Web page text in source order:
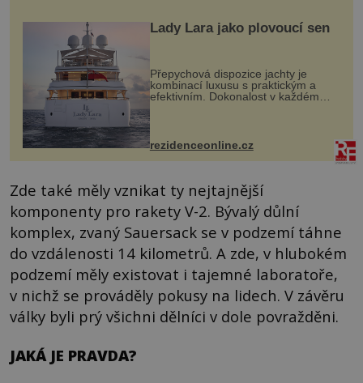
Lady Lara jako plovoucí sen
Přepychová dispozice jachty je
kombinací luxusu s praktickým a
efektivním. Dokonalost v každém
detailu představuje značka Fendi
Casa, kterou byly vybaveny její
paluby. Monacký přístav nabízí
každoročn...
rezidenceonline.cz
Zde také měly vznikat ty nejtajnější
komponenty pro rakety V-2. Bývalý důlní
komplex, zvaný Sauersack se v podzemí táhne
do vzdálenosti 14 kilometrů. A zde, v hlubokém
podzemí měly existovat i tajemné laboratoře,
v nichž se prováděly pokusy na lidech. V závěru
války byli prý všichni dělníci v dole povražděni.
JAKÁ JE PRAVDA?